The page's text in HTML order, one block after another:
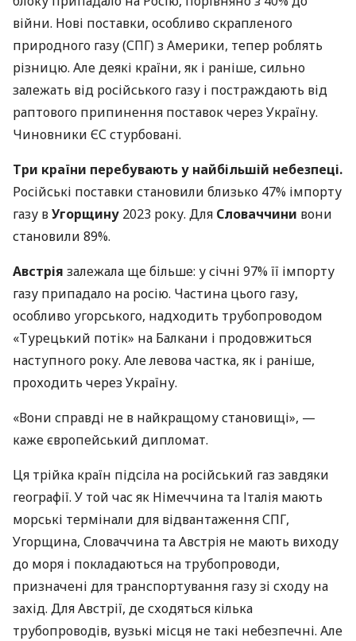
війни. Нові поставки, особливо скрапленого
природного газу (СПГ) з Америки, тепер роблять
різницю. Але деякі країни, як і раніше, сильно
залежать від російського газу і постраждають від
раптового припинення поставок через Україну.
Чиновники ЄС стурбовані.
Три країни перебувають у найбільшій небезпеці.
Російські поставки становили близько 47% імпорту
газу вУгорщину 2023 року. Для Словаччини вони
становили 89%.
Австрія залежала ще більше: у січні 97% її імпорту
газу припадало на росію. Частина цього газу,
особливо угорського, надходить трубопроводом
«Турецький потік» на Балкани і продовжиться
наступного року. Але левова частка, як і раніше,
проходить через Україну.
«Вони справді не в найкращому становищі», —
каже європейський дипломат.
Ця трійка країн підсіла на російський газ завдяки
географії. У той час як Німеччина та Італія мають
морські термінали для відвантаження СПГ,
Угорщина, Словаччина та Австрія не мають виходу
до моря і покладаються на трубопроводи,
призначені для транспортування газу зі сходу на
захід. Для Австрії, де сходяться кілька
трубопроводів, вузькі місця не такі небезпечні. Але